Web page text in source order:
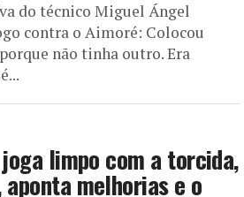
do técnico Miguel Ángel
contra o Aimoré: Colocou
não tinha outro. Era
limpo com a torcida,
melhorias e o